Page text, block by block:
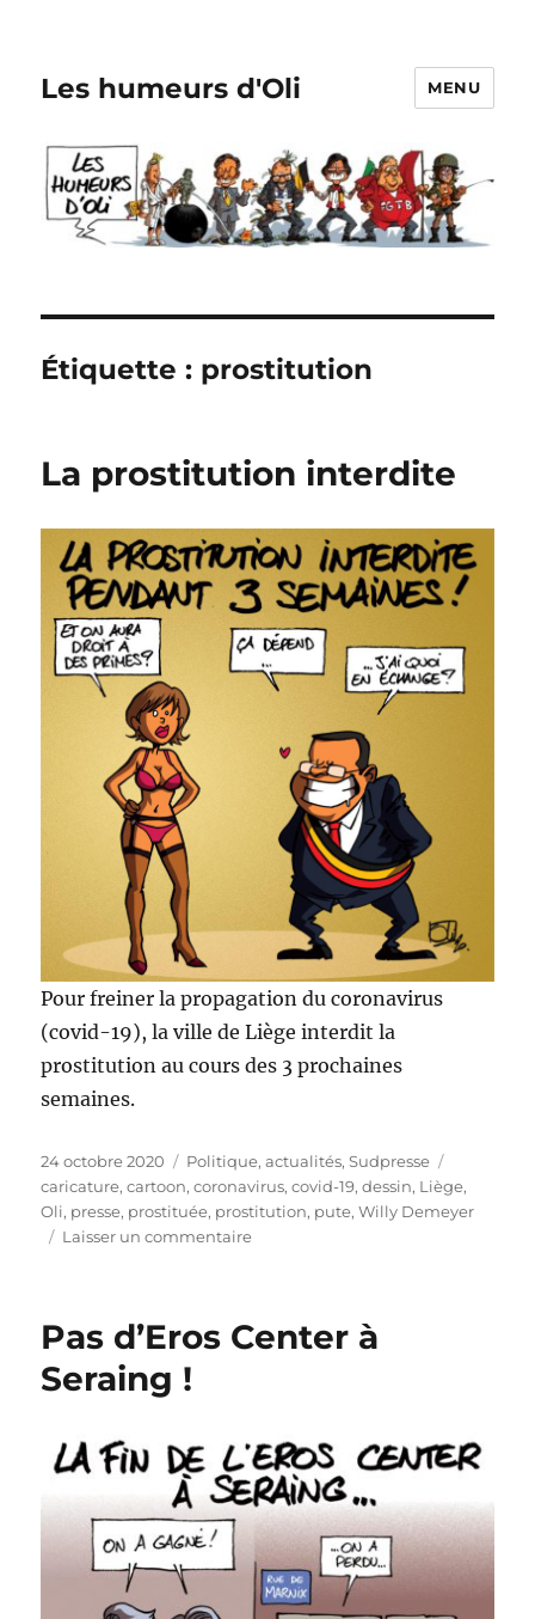
Les humeurs d'Oli MENU
Étiquette : prostitution
La prostitution interdite
Pour freiner la propagation du coronavirus
(covid-19), la ville de Liège interdit la
prostitution au cours des 3 prochaines
semaines.
Publié
le
24 octobre 2020 Catégories
Politique, actualités,Sudpresse
caricature,cartoon,coronavirus,covid-19,dessin, Liège,
Oli, presse, prostituée, prostitution, pute,Willy Demeyer
Laisser un commentairesur
Pas d’Eros Center à
Seraing !